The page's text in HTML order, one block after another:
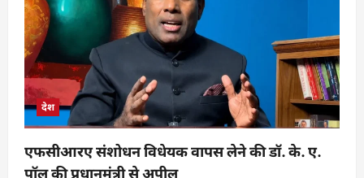
देश
एफसीआरए संशोधन विधेयक वापस लेने की डॉ. के. ए.
पॉल की प्रधानमंत्री से अपील